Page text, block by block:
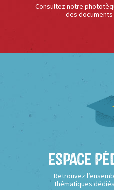
Consultez notre
des
Espace
Retrouvez
thématiques